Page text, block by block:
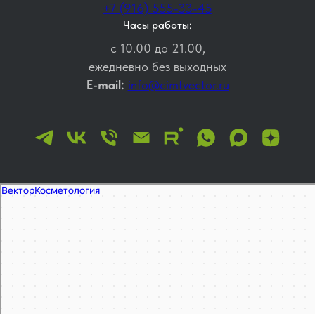
+7 (916) 555-33-45
Часы работы:
с 10.00 до 21.00,
ежедневно без выходных
E-mail: info@cimtvector.ru
Вектор
Косметология в Москве